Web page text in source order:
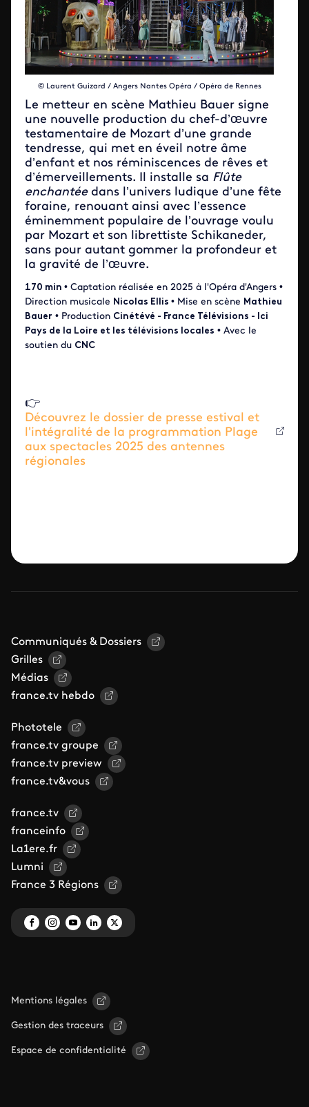
© Laurent Guizard / Angers Nantes Opéra / Opéra de Rennes
Le metteur en scène Mathieu Bauer signe
une nouvelle production du chef-d’œuvre
testamentaire de Mozart d’une grande
tendresse, qui met en éveil notre âme
d’enfant et nos réminiscences de rêves et
d’émerveillements. Il installe sa Flûte
enchantéedans l’univers ludique d’une fête
foraine, renouant ainsi avec l’essence
éminemment populaire de l’ouvrage voulu
par Mozart et son librettiste Schikaneder,
sans pour autant gommer la profondeur et
la gravité de l’œuvre.
170 min • Captation réalisée en 2025 à l'Opéra d'Angers •
Direction musicale Nicolas Ellis • Mise en scène Mathieu
Bauer • Production Cinétévé - France Télévisions - Ici
Pays de la Loire et les télévisions locales • Avec le
soutien du CNC
👉
Découvrez le dossier de presse estival et
l'intégralité de la programmation Plage
aux spectacles 2025 des antennes
régionales
Communiqués & Dossiers
Grilles
Médias
france.tv hebdo
Phototele
france.tv groupe
france.tv preview
france.tv&vous
france.tv
franceinfo
La1ere.fr
Lumni
France 3 Régions
Mentions légales
Gestion des traceurs
Espace de confidentialité